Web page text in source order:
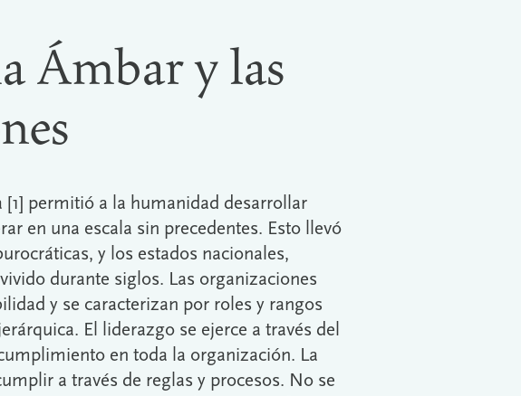
Ámbar y las
[1] permitió a la humanidad desarrollar
en una escala sin precedentes. Esto llevó
y los estados nacionales,
durante siglos. Las organizaciones
y se caracterizan por roles y rangos
El liderazgo se ejerce a través del
en toda la organización. La
a través de reglas y procesos. No se